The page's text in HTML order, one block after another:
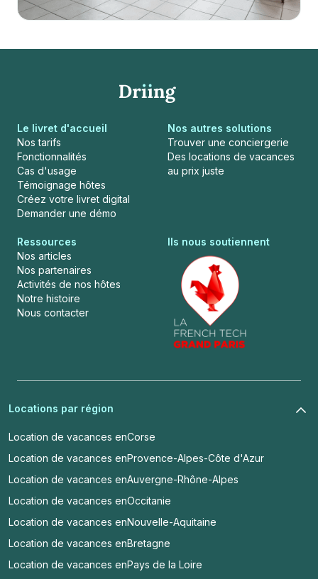
Le livret d'accueil
Nos tarifs
Fonctionnalités
Cas d'usage
Témoignage hôtes
Créez votre livret digital
Demander une démo
Nos autres solutions
Trouver une conciergerie
Des locations de vacances
au prix juste
Ressources
Nos articles
Nos partenaires
Activités de nos hôtes
Notre histoire
Nous contacter
Ils nous soutiennent
Locations par région
Location de vacances enCorse
Location de vacances enProvence-Alpes-Côte d'Azur
Location de vacances enAuvergne-Rhône-Alpes
Location de vacances enOccitanie
Location de vacances enNouvelle-Aquitaine
Location de vacances enBretagne
Location de vacances enPays de la Loire